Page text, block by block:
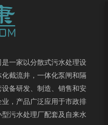
一家以分散式污水处理设
截流井，一体化泵闸和隔
备研发、制造、销售和安
，产品广泛应用于市政排
污水处理厂配套及自来水